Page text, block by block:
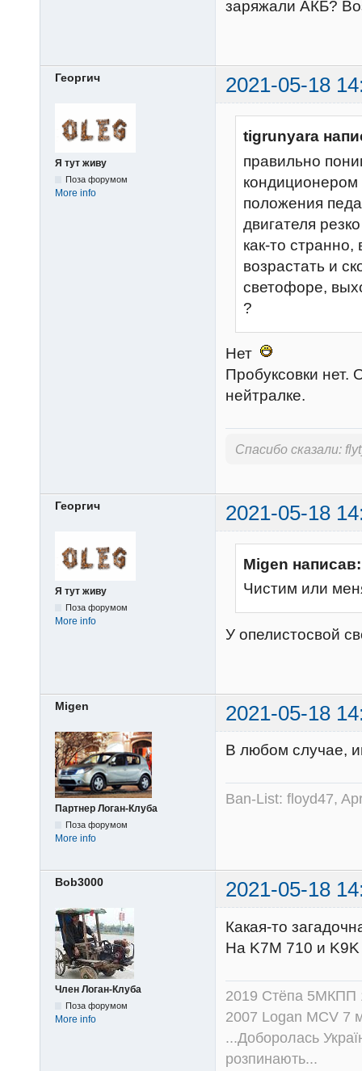
заряжали АКБ?
Георгич 2021-05-18
Я тут живу
Поза форумом
More info
tigrunyara
правильно
положения
двигателя
как-то
возрастать и
светофоре,
?
Нет
Пробуксовки нет.
нейтралке.
Спасибо сказали:
Георгич 2021-05-18
Я тут живу
Поза форумом
More info
Migen написав:
Чистим или
У опелистосвой
Migen 2021-05-18
Партнер Логан-Клуба
Поза форумом
More info
В любом случае,
Ban-List: floyd47,
Bob3000 2021-05-18
Член Логан-Клуба
Поза форумом
More info
Какая-то
На K7M 710 и K9K
2019 Стёпа
2007 Logan MCV 7
...Доборолась
розпинають...